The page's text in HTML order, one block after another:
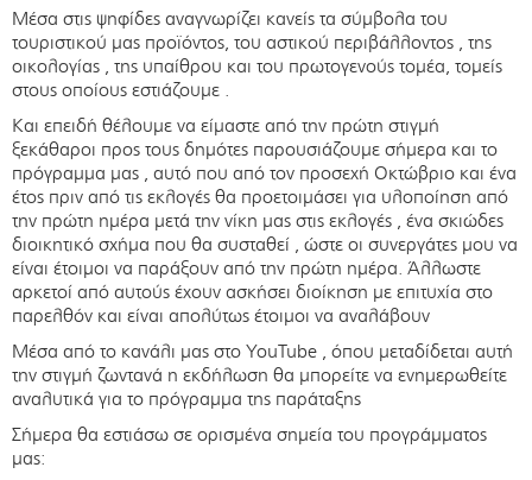
Μέσα στις ψηφίδες αναγνωρίζει κανείς τα σύμβολα του
τουριστικού μας προϊόντος, του αστικού περιβάλλοντος , της
οικολογίας , της υπαίθρου και του πρωτογενούς τομέα, τομείς
στους οποίους εστιάζουμε .
Και επειδή θέλουμε να είμαστε από την πρώτη στιγμή
ξεκάθαροι προς τους δημότες παρουσιάζουμε σήμερα και το
πρόγραμμα μας , αυτό που από τον προσεχή Οκτώβριο και ένα
έτος πριν από τις εκλογές θα προετοιμάσει για υλοποίηση από
την πρώτη ημέρα μετά την νίκη μας στις εκλογές , ένα σκιώδες
διοικητικό σχήμα που θα συσταθεί , ώστε οι συνεργάτες μου να
είναι έτοιμοι να παράξουν από την πρώτη ημέρα. Άλλωστε
αρκετοί από αυτούς έχουν ασκήσει διοίκηση με επιτυχία στο
παρελθόν και είναι απολύτως έτοιμοι να αναλάβουν
Μέσα από το κανάλι μας στο YouTube , όπου μεταδίδεται αυτή
την στιγμή ζωντανά η εκδήλωση θα μπορείτε να ενημερωθείτε
αναλυτικά για το πρόγραμμα της παράταξης
Σήμερα θα εστιάσω σε ορισμένα σημεία του προγράμματος
μας: